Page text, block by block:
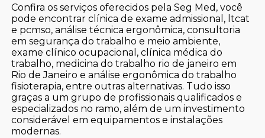
Confira os serviços oferecidos pela Seg Med, você
pode encontrar clínica de exame admissional, ltcat
e pcmso, análise técnica ergonômica, consultoria
em segurança do trabalho e meio ambiente,
exame clínico ocupacional, clínica médica do
trabalho, medicina do trabalho rio de janeiro em
Rio de Janeiro e análise ergonômica do trabalho
fisioterapia, entre outras alternativas. Tudo isso
graças a um grupo de profissionais qualificados e
especializados no ramo, além de um investimento
considerável em equipamentos e instalações
modernas.